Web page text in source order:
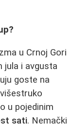
u Crnoj Gori
jula i avgusta
goste na
u pojedinim
sati. Nemački